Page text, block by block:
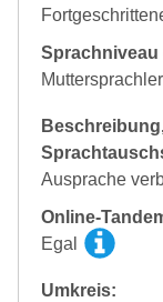
Sprachniveau
Ausprache
Online-
Egal
Umkreis: